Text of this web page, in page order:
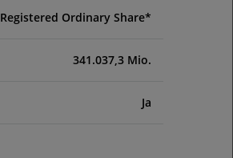
Registered Ordinary Share*
341.037,3 Mio.
Ja